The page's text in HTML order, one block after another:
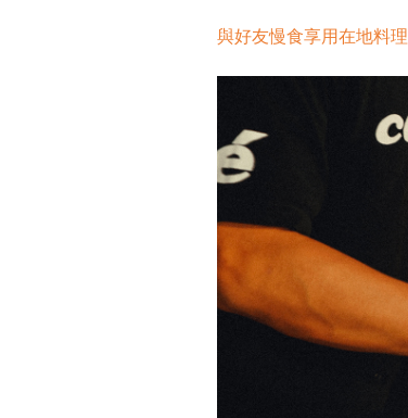
與好友慢食享用在地料理